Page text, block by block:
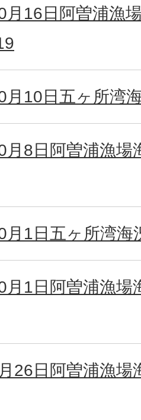
月16日阿曽浦漁
月10日五ヶ所湾
月8日阿曽浦漁場
月1日五ヶ所湾海
月1日阿曽浦漁場
26日阿曽浦漁場